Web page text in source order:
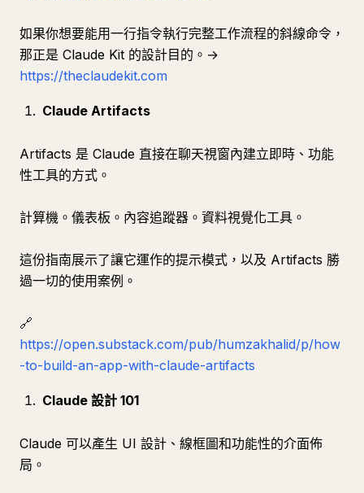
如果你想要能用一行指令執行完整工作流程的斜線命令，
那正是 Claude Kit 的設計目的。→
https://theclaudekit.com
Claude Artifacts
Artifacts 是 Claude 直接在聊天視窗內建立即時、功能
性工具的方式。
計算機。儀表板。內容追蹤器。資料視覺化工具。
這份指南展示了讓它運作的提示模式，以及 Artifacts 勝
過一切的使用案例。
🔗
https://open.substack.com/pub/humzakhalid/p/how
-to-build-an-app-with-claude-artifacts
Claude 設計 101
Claude 可以產生 UI 設計、線框圖和功能性的介面佈
局。